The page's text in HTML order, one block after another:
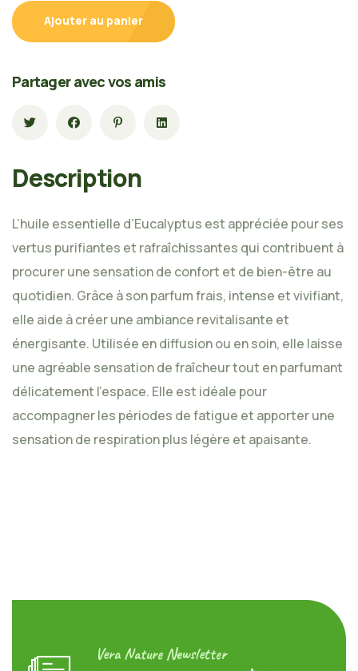
Ajouter au panier
Partager avec vos amis
Description
L’huile essentielle d’Eucalyptus est appréciée pour ses
vertus purifiantes et rafraîchissantes qui contribuent à
procurer une sensation de confort et de bien-être au
quotidien. Grâce à son parfum frais, intense et vivifiant,
elle aide à créer une ambiance revitalisante et
énergisante. Utilisée en diffusion ou en soin, elle laisse
une agréable sensation de fraîcheur tout en parfumant
délicatement l’espace. Elle est idéale pour
accompagner les périodes de fatigue et apporter une
sensation de respiration plus légère et apaisante.
Vera Nature Newsletter